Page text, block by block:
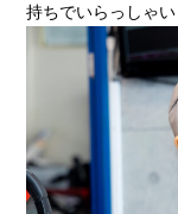
持ちでいらっしゃい